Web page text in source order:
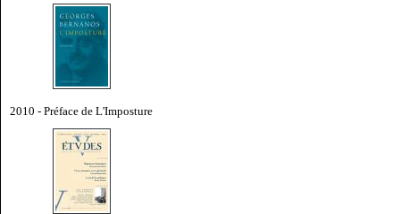
2010 - Préface de L'Imposture